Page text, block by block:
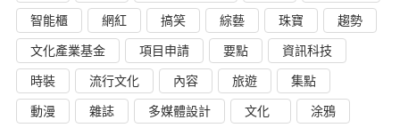
智能櫃
網紅 搞笑 綜藝 珠寶
趨勢
文化產業基金
項目申請 要點
資訊科技
時裝
流行文化 內容 旅遊
集點
動漫
雜誌 多媒體設計 文化
涂鴉